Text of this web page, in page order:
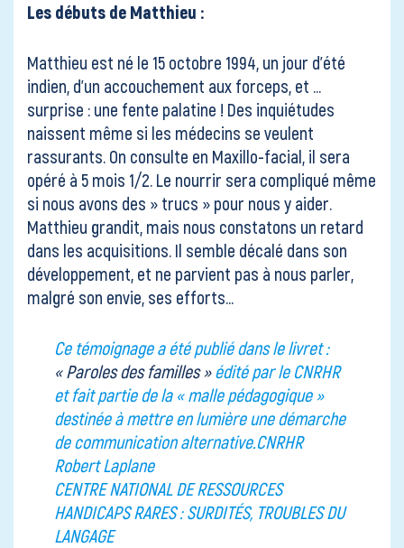
Les débuts de Matthieu :
Matthieu est né le 15 octobre 1994, un jour d’été
indien, d’un accouchement aux forceps, et …
surprise : une fente palatine ! Des inquiétudes
naissent même si les médecins se veulent
rassurants. On consulte en Maxillo-facial, il sera
opéré à 5 mois 1/2. Le nourrir sera compliqué même
si nous avons des » trucs » pour nous y aider.
Matthieu grandit, mais nous constatons un retard
dans les acquisitions. Il semble décalé dans son
développement, et ne parvient pas à nous parler,
malgré son envie, ses efforts…
Ce témoignage a été publié dans le livret :
« Paroles des familles »édité par le CNRHR
et fait partie de la « malle pédagogique »
destinée à mettre en lumière une démarche
de communication alternative.CNRHR
Robert Laplane
CENTRE NATIONAL DE RESSOURCES
HANDICAPS RARES : SURDITÉS, TROUBLES DU
LANGAGE